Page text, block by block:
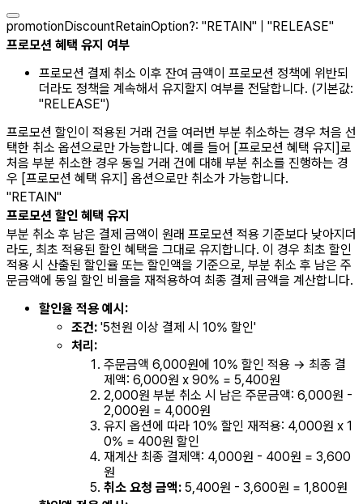
promotionDiscountRetainOption?: "RETAIN"
"RELEASE"
프로모션 혜택 유지 여부
프로모션 결제 취소 이후 잔여 금액이 프로모션 정책에 위반되
더라도 정책을 계속해서 유지할지 여부를 전달합니다. (기본값:
"RELEASE")
프로모션 할인이 적용된 거래 건을 여러번 부분 취소하는 경우 처음 선
택한 취소 옵션으로만 가능합니다. 예를 들어 [프로모션 혜택 유지]로
처음 부분 취소한 경우 동일 거래 건에 대해 부분 취소를 진행하는 경
우 [프로모션 혜택 유지] 옵션으로만 취소가 가능합니다.
"RETAIN"
프로모션 할인 혜택 유지
부분 취소 후 남은 결제 금액이 원래 프로모션 적용 기준보다 낮아지더
라도, 최초 적용된 할인 혜택을 그대로 유지합니다. 이 경우 최초 할인
적용 시 산출된 할인율 또는 할인액을 기준으로, 부분 취소 후 남은 주
문금액에 동일 할인 비율을 재적용하여 최종 결제 금액을 계산합니다.
할인율 적용 예시:
조건: '5천원 이상 결제 시 10% 할인'
처리:
주문금액 6,000원에 10% 할인 적용 → 최종 결
제액: 6,000원 x 90% = 5,400원
2,000원 부분 취소 시 남은 주문금액: 6,000원 -
2,000원 = 4,000원
유지 옵션에 따라 10% 할인 재적용: 4,000원 x 1
0% = 400원 할인
재계산 최종 결제액: 4,000원 - 400원 = 3,600
원
취소 요청 금액: 5,400원 - 3,600원 = 1,800원